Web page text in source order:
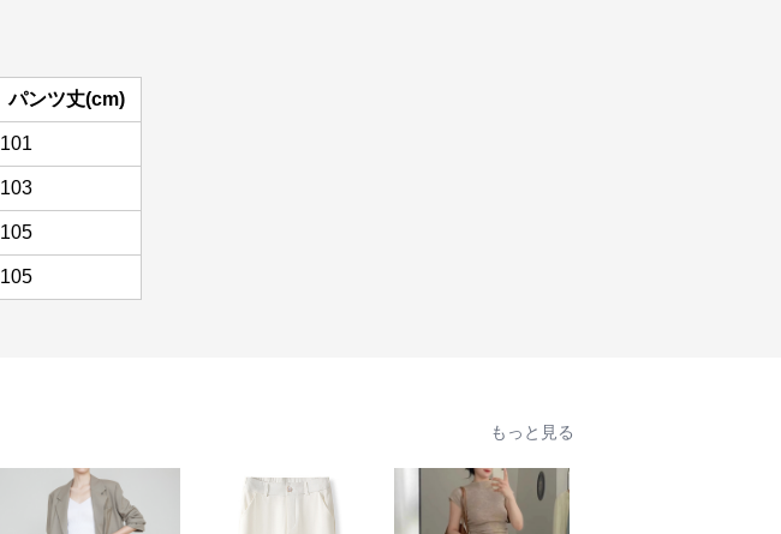
パンツ丈(cm)
101
103
105
105
もっと見る